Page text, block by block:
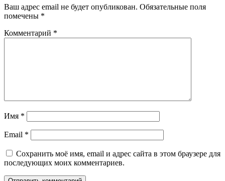
Ваш адрес email не будет опубликован. Обязательные поля
помечены *
Комментарий *
Имя *
Email *
Сохранить моё имя, email и адрес сайта в этом браузере для
последующих моих комментариев.